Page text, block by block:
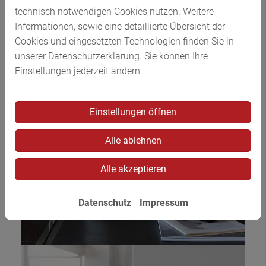
technisch notwendigen Cookies nutzen. Weitere
Informationen, sowie eine detaillierte Übersicht der
Cookies und eingesetzten Technologien finden Sie in
unserer Datenschutzerklärung. Sie können Ihre
Einstellungen jederzeit ändern.
Einstellungen öffnen
Alle ablehnen
Alle akzeptieren
Datenschutz Impressum